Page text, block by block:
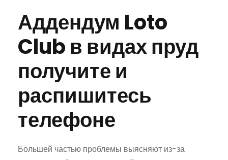
Аддендум Loto
Club в видах пруд
получите и
распишитесь
телефоне
Большей частью проблемы выясняют из-за